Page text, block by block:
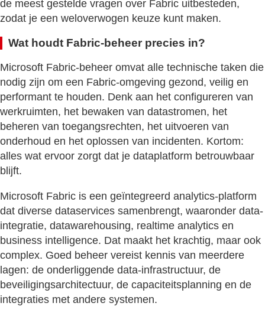
de meest gestelde vragen over Fabric uitbesteden,
zodat je een weloverwogen keuze kunt maken.
Wat houdt Fabric-beheer precies in?
Microsoft Fabric-beheer omvat alle technische taken die
nodig zijn om een Fabric-omgeving gezond, veilig en
performant te houden. Denk aan het configureren van
werkruimten, het bewaken van datastromen, het
beheren van toegangsrechten, het uitvoeren van
onderhoud en het oplossen van incidenten. Kortom:
alles wat ervoor zorgt dat je dataplatform betrouwbaar
blijft.
Microsoft Fabric is een geïntegreerd analytics-platform
dat diverse dataservices samenbrengt, waaronder data-
integratie, datawarehousing, realtime analytics en
business intelligence. Dat maakt het krachtig, maar ook
complex. Goed beheer vereist kennis van meerdere
lagen: de onderliggende data-infrastructuur, de
beveiligingsarchitectuur, de capaciteitsplanning en de
integraties met andere systemen.